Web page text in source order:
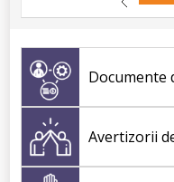
Documente
Avertizorii
de CNA și
corupție
Un avocat din
pentru trafic de